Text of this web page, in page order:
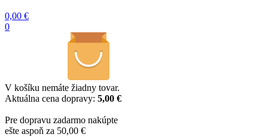
0,00 €
0
V košíku nemáte žiadny tovar.
Aktuálna cena dopravy: 5,00 €
Pre dopravu zadarmo nakúpte
ešte aspoň za 50,00 €